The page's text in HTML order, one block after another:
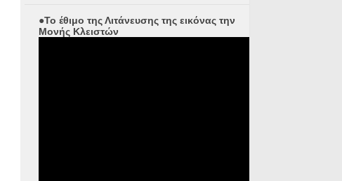
●Το έθιμο της Λιτάνευσης της εικόνας την
Μονής Κλειστών